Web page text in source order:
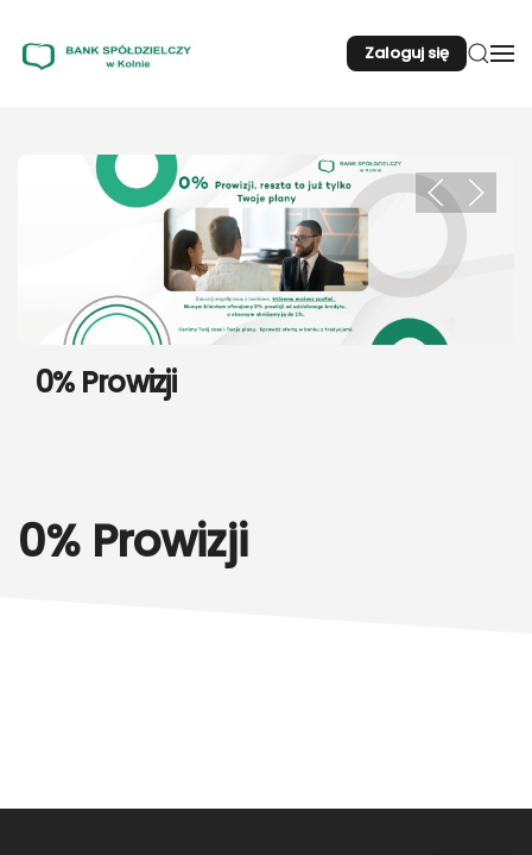
Przejdź do głównej treści
Zaloguj się
0% Prowizji
0% Prowizji